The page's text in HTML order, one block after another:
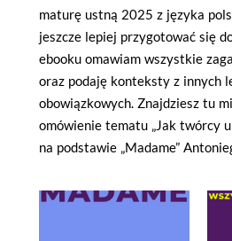
maturę ustną 2025 z języka
jeszcze lepiej przygotować się
ebooku omawiam wszystkie
oraz podaję konteksty z innych
obowiązkowych. Znajdziesz tu
omówienie tematu „Jak twórcy
na podstawie „Madame”